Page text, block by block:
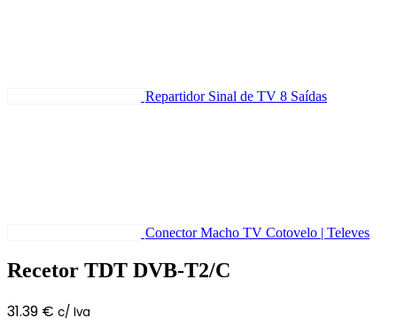
Repartidor Sinal de TV 8 Saídas
Conector Macho TV Cotovelo | Televes
Recetor TDT DVB-T2/C
31.39 € c/ Iva